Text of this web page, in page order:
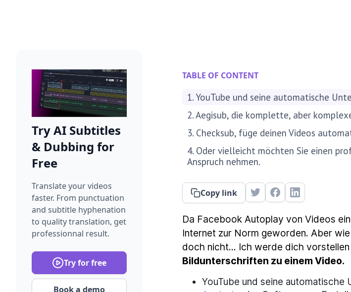
Try AI Subtitles
& Dubbing for
Free
Translate your videos
faster. From punctuation
and subtitle hyphenation
to quality translation, get
professionnal result.
Try for free
Book a demo
TABLE OF CONTENT
1. YouTube und seine automatische
2. Aegisub, die komplette, aber
3. Checksub, füge deinen Videos
4. Oder vielleicht möchten Sie einen
Anspruch nehmen.
Copy link
Da Facebook Autoplay von Videos
Internet zur Norm geworden. Aber
doch nicht... Ich werde dich vorstellen
Bildunterschriften zu einem Video.
YouTube und seine automatische